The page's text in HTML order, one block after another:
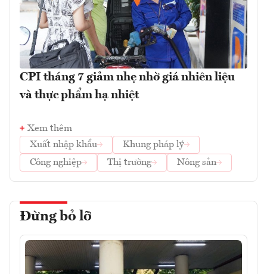
CPI tháng 7 giảm nhẹ nhờ giá nhiên liệu
và thực phẩm hạ nhiệt
Xem thêm
Xuất nhập khẩu
Khung pháp lý
Công nghiệp
Thị trường Nông sản
Đừng bỏ lỡ